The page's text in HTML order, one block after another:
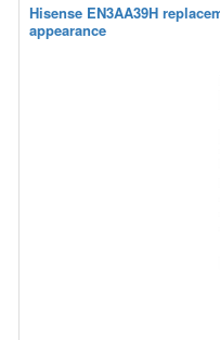
Hisense EN3AA39H
appearance